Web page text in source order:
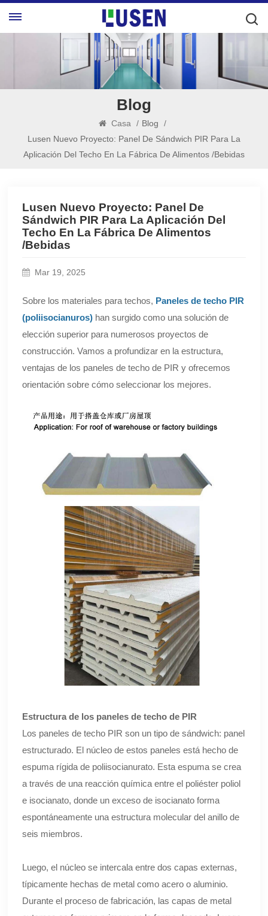
Blog
Casa / Blog
/
Lusen Nuevo Proyecto: Panel De Sándwich PIR Para La
Aplicación Del Techo En La Fábrica De Alimentos /bebidas
Lusen Nuevo Proyecto: Panel De
Sándwich PIR Para La Aplicación Del
Techo En La Fábrica De Alimentos
/bebidas
Mar 19, 2025
Sobre los materiales para techos, Paneles de techo PIR
(poliisocianuros) han surgido como una solución de
elección superior para numerosos proyectos de
construcción. Vamos a profundizar en la estructura,
ventajas de los paneles de techo de PIR y ofrecemos
orientación sobre cómo seleccionar los mejores.
Estructura de los paneles de techo de PIR
Los paneles de techo PIR son un tipo de sándwich: panel
estructurado. El núcleo de estos paneles está hecho de
espuma rígida de poliisocianurato. Esta espuma se crea
a través de una reacción química entre el poliéster poliol
e isocianato, donde un exceso de isocianato forma
espontáneamente una estructura molecular del anillo de
seis miembros.
Luego, el núcleo se intercala entre dos capas externas,
típicamente hechas de metal como acero o aluminio.
Durante el proceso de fabricación, las capas de metal